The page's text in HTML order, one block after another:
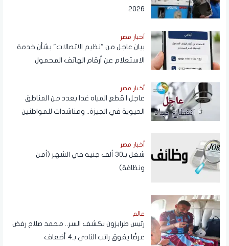
2026
أخبار مصر
بيان عاجل من "نظيم الاتصالات" بشأن خدمة
الاستعلام عن أرقام الهاتف المحمول
NTRA
أخبار مصر
عاجل | قطع المياه غدا بعدد من المناطق
الحيوية في الجيزة.. ومناشدات للمواطنين
أخبار مصر
شغل بـ30 ألف جنيه في الشهر (أمن
ونظافة)
عالم
رئيس طرابزون يكشف السر.. محمد صلاح رفض
عرضًا يفوق راتب النادي بـ4 أضعاف